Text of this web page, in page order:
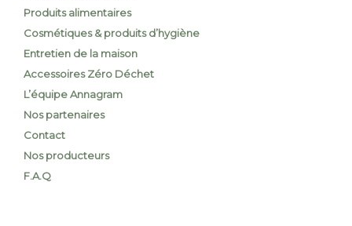
Produits alimentaires
Cosmétiques & produits d’hygiène
Entretien de la maison
Accessoires Zéro Déchet
L’équipe Annagram
Nos partenaires
Contact
Nos producteurs
F.A.Q